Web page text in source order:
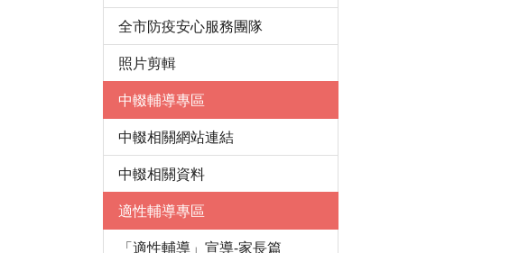
全市防疫安心服務團隊
照片剪輯
中輟輔導專區
中輟相關網站連結
中輟相關資料
適性輔導專區
「適性輔導」宣導-家長篇